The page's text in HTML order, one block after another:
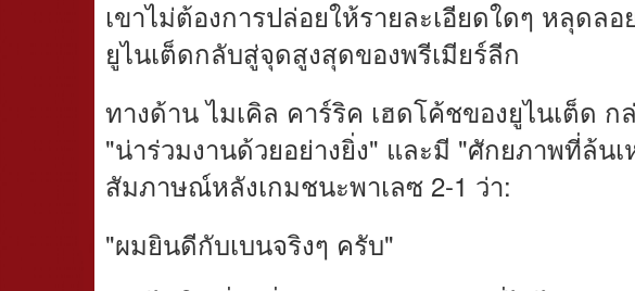
เขาไม่ต้องการปล่อยให้รายละเอียดใดๆ หลุดล
ยูไนเต็ดกลับสู่จุดสูงสุดของพรีเมียร์ลีก
ทางด้าน ไมเคิล คาร์ริค เฮดโค้ชของยูไนเต็ด ก
"น่าร่วมงานด้วยอย่างยิ่ง" และมี "ศักยภาพที่ล้น
สัมภาษณ์หลังเกมชนะพาเลซ 2-1 ว่า:
"ผมยินดีกับเบนจริงๆ ครับ"